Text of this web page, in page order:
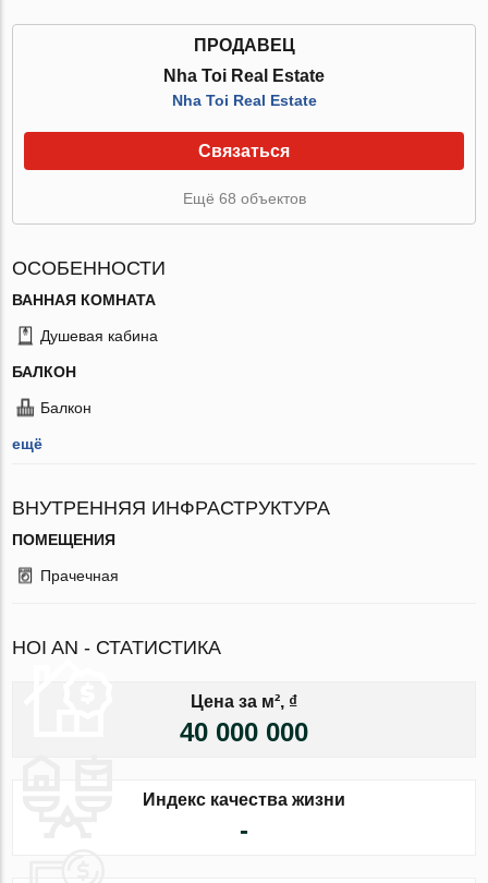
ПРОДАВЕЦ
Nha Toi Real Estate
Nha Toi Real Estate
Связаться
Ещё 68 объектов
ОСОБЕННОСТИ
ВАННАЯ КОМНАТА
Душевая кабина
БАЛКОН
Балкон
ещё
ВНУТРЕННЯЯ ИНФРАСТРУКТУРА
ПОМЕЩЕНИЯ
Прачечная
HOI AN - СТАТИСТИКА
Цена за м², ₫
40 000 000
Индекс качества жизни
-